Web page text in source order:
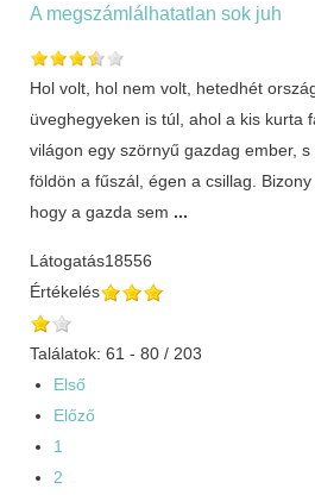
A megszámlálhatatlan sok juh
Hol volt, hol nem volt, hetedhét
üveghegyeken is túl, ahol a kis kurta
világon egy szörnyű gazdag ember,
földön a fűszál, égen a csillag.
hogy a gazda sem ...
Látogatás18556
Értékelés
Találatok: 61 - 80 / 203
Első
Előző
1
2